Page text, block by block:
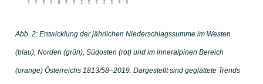
Abb. 2: Entwicklung der jährlichen Niederschlagssumme im Westen
(blau), Norden (grün), Südosten (rot) und im inneralpinen Bereich
(orange) Österreichs 1813/58–2019. Dargestellt sind geglättete Trends